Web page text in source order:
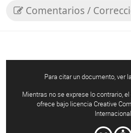
Comentarios /
Para citar un documento, ver
Mientras no se exprese lo contrario,
ofrece bajo licencia Creative
Internacional